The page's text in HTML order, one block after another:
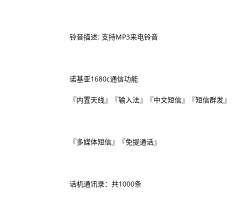
铃音描述: 支持MP3来电铃音
诺基亚1680c通信功能
『内置天线』『输入法』『中文短信』『短信群发』
『多媒体短信』『免提通话』
话机通讯录：共1000条